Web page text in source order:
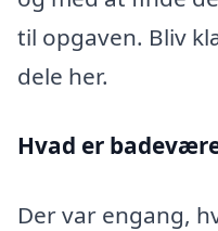
til opgaven. Bliv
dele her.
Hvad er
Der var engang,